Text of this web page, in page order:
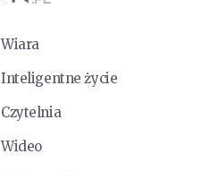
Wiara
Inteligentne życie
Czytelnia
Wideo